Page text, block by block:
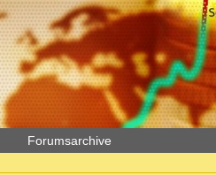
Forumsarchive